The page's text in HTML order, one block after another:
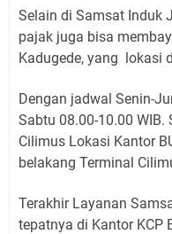
Selain di Samsat Induk
pajak juga bisa
Kadugede, yang lokasi
Dengan jadwal Senin-
Sabtu 08.00-10.00 WIB.
Cilimus Lokasi Kantor
belakang Terminal
Terakhir Layanan
tepatnya di Kantor KCP